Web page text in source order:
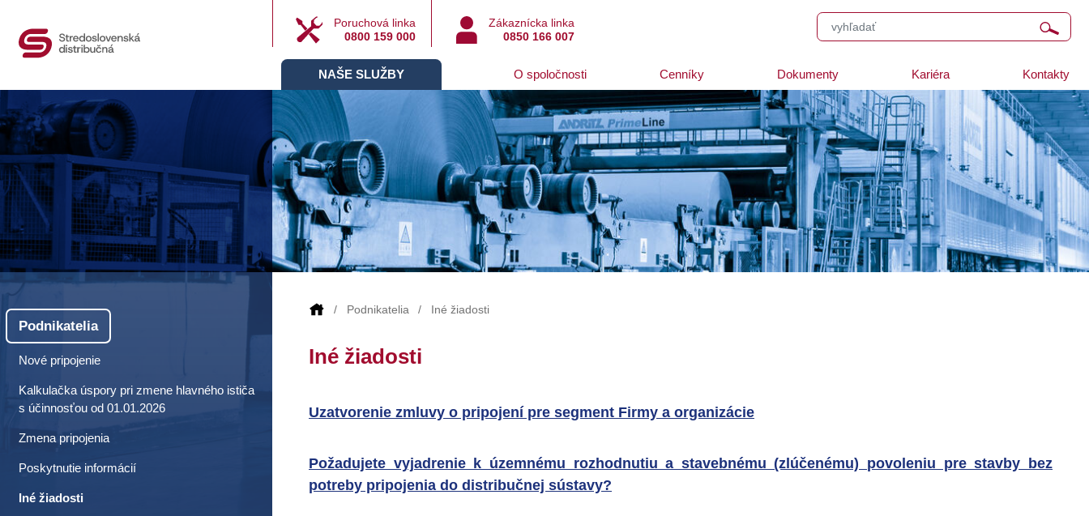
Poruchová linka
0800 159 000
Zákaznícka linka
0850 166 007
NAŠE SLUŽBY O spoločnosti Cenníky Dokumenty Kariéra Kontakty
Podnikatelia
Nové pripojenie
Kalkulačka úspory pri zmene hlavného ističa
s účinnosťou od 01.01.2026
Zmena pripojenia
Poskytnutie informácií
Iné žiadosti
Podnikatelia Iné žiadosti
Iné žiadosti
Uzatvorenie zmluvy o pripojení pre segment Firmy a organizácie
Požadujete vyjadrenie k územnému rozhodnutiu a stavebnému (zlúčenému) povoleniu pre stavby bez
potreby pripojenia do distribučnej sústavy?